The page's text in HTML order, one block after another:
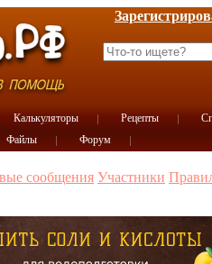
Калькуляторы Рецепты
Файлы
Форум
сообщения Участники